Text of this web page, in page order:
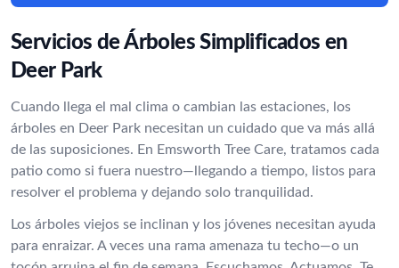
Servicios de Árboles Simplificados en
Deer Park
Cuando llega el mal clima o cambian las estaciones, los
árboles en Deer Park necesitan un cuidado que va más allá
de las suposiciones. En Emsworth Tree Care, tratamos cada
patio como si fuera nuestro—llegando a tiempo, listos para
resolver el problema y dejando solo tranquilidad.
Los árboles viejos se inclinan y los jóvenes necesitan ayuda
para enraizar. A veces una rama amenaza tu techo—o un